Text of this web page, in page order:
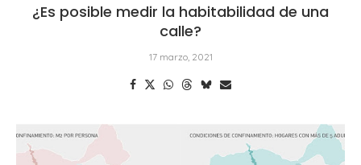
¿Es posible medir la habitabilidad de una
calle?
17 marzo, 2021